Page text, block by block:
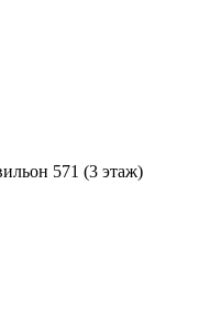
571 (3 этаж)